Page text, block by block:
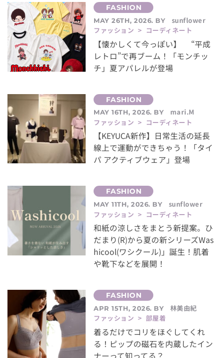
MAY 26TH, 2026. BY
sunflower
ファッション > コーディネート
【懐かしくて今っぽい】 “平成
レトロ”で再ブーム！「モンチッ
チ」夏アパレルが登場
MAY 16TH, 2026. BY
mari.M
ファッション > コーディネート
【KEYUCA新作】日常生活の延長
線上で運動ができちゃう！「タイ
パ アクティブウェア」登場
MAY 11TH, 2026. BY
sunflower
ファッション > コーディネート
和紙の涼しさをまとう新提案。ひ
だまり(R)から夏の新シリーズWas
hicool(ワシクール)」誕生！肌着
や靴下などを展開！
APR 15TH, 2026. BY
林美由紀
ファッション > 部屋着
着るだけでコリをほぐしてくれ
る！ピップの磁石を内蔵したイン
ナーって知ってる？